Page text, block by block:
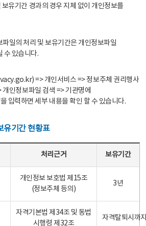
유기간 경과의 경우 지체 없이 개인정보를
일의 처리 및 보유기간은 개인정보파일
수 있습니다.
=> 개인서비스 => 정보주체 권리행사
인정보파일 검색 => 기관명에
입력하면 세부 내용을 확인 할 수 있습니다.
유기간 현황표
처리근거 보유기간
개인정보 보호법 제15조
(정보주체 등의)
3년
자격기본법 제34조 및 동법
시행령 제32조
자격탈퇴시까